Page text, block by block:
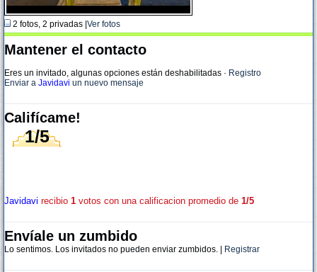
2 fotos, 2 privadas | Ver fotos
Mantener el contacto
Eres un invitado, algunas opciones están deshabilitadas · Registro
Enviar a Javidavi un nuevo mensaje
Califícame!
1/5
Javidavi recibio 1 votos con una calificacion promedio de 1/5
Envíale un zumbido
Lo sentimos. Los invitados no pueden enviar zumbidos. | Registrar